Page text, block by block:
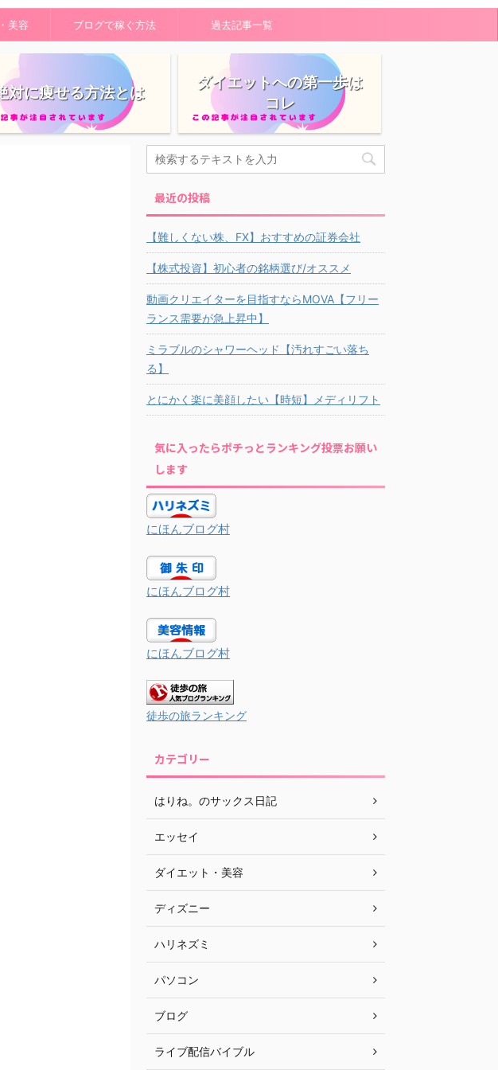
美容 ブログで稼ぐ方法 過去記事一覧
対に痩せる方法とは
ダイエットへの第一歩は
コレ
最近の投稿
【難しくない株、FX】おすすめの証券会社
【株式投資】初心者の銘柄選び/オススメ
動画クリエイターを目指すならMOVA【フリー
ランス需要が急上昇中】
ミラブルのシャワーヘッド【汚れすごい落ち
る】
とにかく楽に美顔したい【時短】メディリフト
気に入ったらポチっとランキング投票お願い
します
にほんブログ村
にほんブログ村
にほんブログ村
徒歩の旅ランキング
カテゴリー
はりね。のサックス日記
エッセイ
ダイエット・美容
ディズニー
ハリネズミ
パソコン
ブログ
ライブ配信バイブル